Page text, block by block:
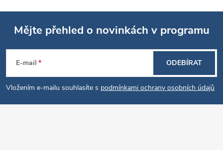
Z
á
p
Mějte přehled o novinkách v programu
E-mail
Vložením e-mailu souhlasíte s podmínkami ochrany osobních údajů
ODEBÍRAT